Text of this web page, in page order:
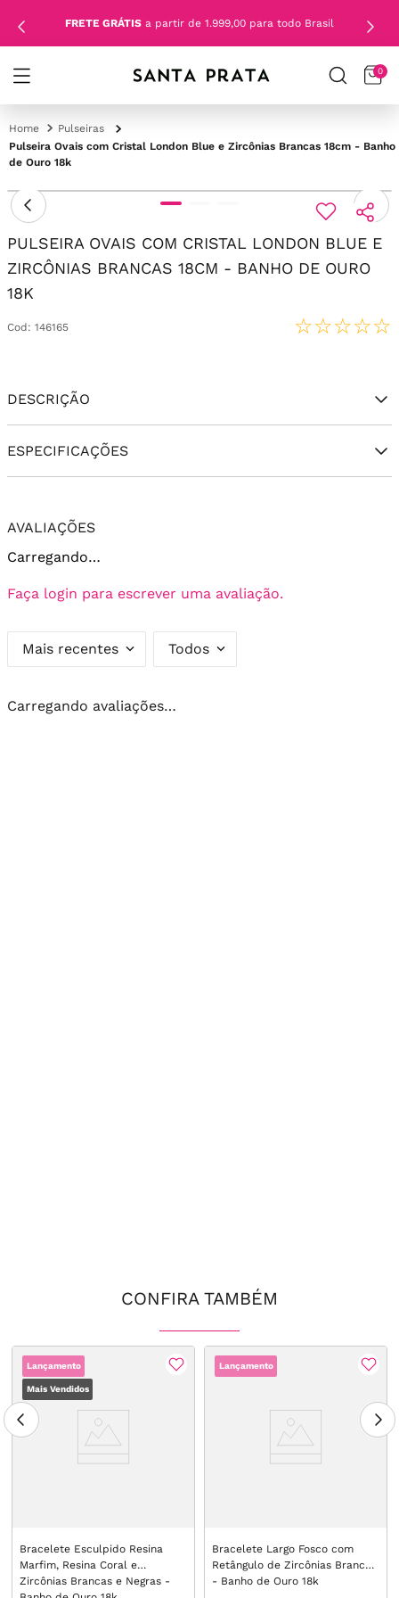
FRETE GRÁTIS a partir de 1.999,00 para todo Brasil
0
Pulseiras
Pulseira Ovais com Cristal London Blue e Zircônias Brancas 18cm - Banho
de Ouro 18k
PULSEIRA OVAIS COM CRISTAL LONDON BLUE E
ZIRCÔNIAS BRANCAS 18CM - BANHO DE OURO
18K
Cod : 146165 ☆☆☆☆☆
DESCRIÇÃO
ESPECIFICAÇÕES
AVALIAÇÕES
Carregando…
Faça login para escrever uma avaliação.
Mais recentes Todos
Carregando avaliações…
CONFIRA TAMBÉM
Lançamento
Mais Vendidos
Bracelete Esculpido Resina
Marfim, Resina Coral e
Zircônias Brancas e Negras -
Lançamento
Bracelete Largo Fosco com
Retângulo de Zircônias Brancas
- Banho de Ouro 18k